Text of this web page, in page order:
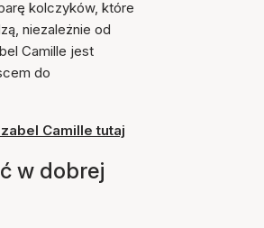
kolczyków, które
niezależnie od
Camille jest
do
Camille tutaj
w dobrej